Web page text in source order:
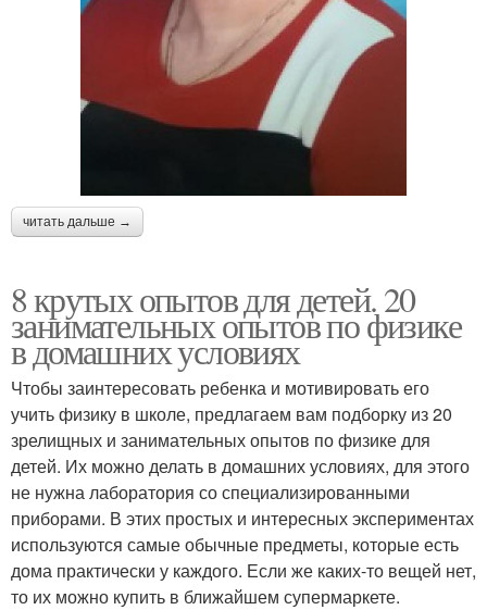
читать дальше →
8 крутых опытов для детей. 20
занимательных опытов по физике
в домашних условиях
Чтобы заинтересовать ребенка и мотивировать его
учить физику в школе, предлагаем вам подборку из 20
зрелищных и занимательных опытов по физике для
детей. Их можно делать в домашних условиях, для этого
не нужна лаборатория со специализированными
приборами. В этих простых и интересных экспериментах
используются самые обычные предметы, которые есть
дома практически у каждого. Если же каких-то вещей нет,
то их можно купить в ближайшем супермаркете.